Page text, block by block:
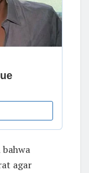
agar